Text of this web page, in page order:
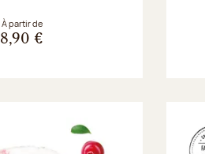
À partir de
8,90 €